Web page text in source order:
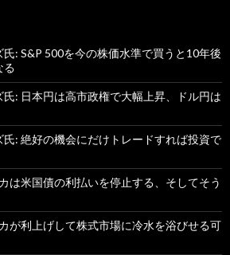
: S&P 500を今の株価水準で買うと10年後
る
: 日本円は高市政権で大幅上昇、ドル円は
: 絶好の機会にだけトレードすれば投資で
は米国債の利払いを停止する、そしてそう
が利上げして株式市場に冷水を浴びせる可